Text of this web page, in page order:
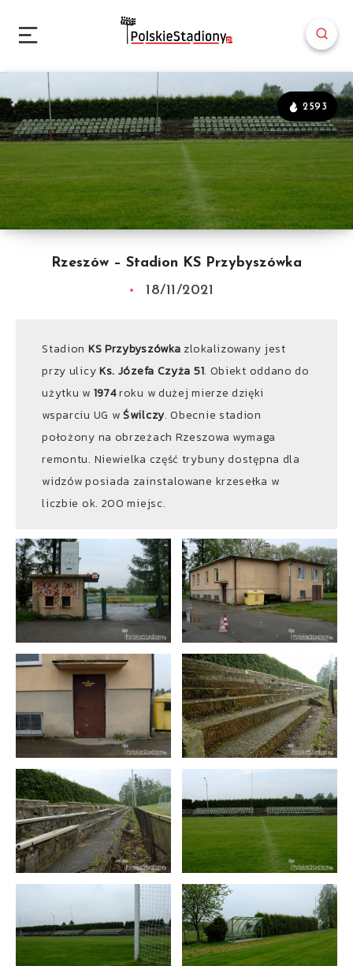
Rzeszów – Stadion KS Przybyszówka
2593
18/11/2021
Stadion KS Przybyszówka zlokalizowany jest
przy ulicyKs. Józefa Czyża 51. Obiekt oddano do
użytku w 1974roku w dużej mierze dzięki
wsparciu UG wŚwilczy. Obecnie stadion
położony na obrzeżach Rzeszowa wymaga
remontu. Niewielka część trybuny dostępna dla
widzów posiada zainstalowane krzesełka w
liczbie ok. 200 miejsc.